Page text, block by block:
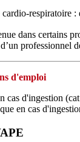
respiratoire :
dans certains
professionnel
d'emploi
cas d'ingestion
en cas